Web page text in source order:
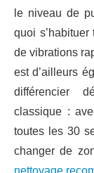
le niveau de
quoi
de vibrations
est d’ailleurs
différencier
classique :
toutes les 30
changer de
nettoyage